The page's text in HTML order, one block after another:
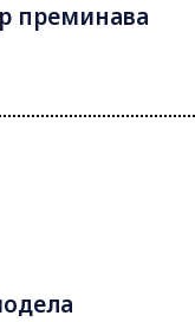
преминава